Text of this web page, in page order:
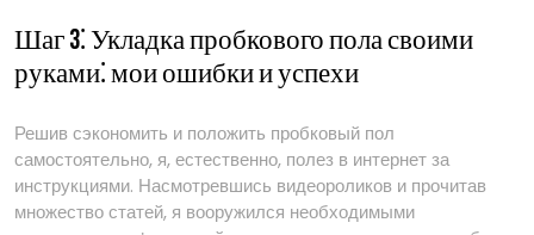
Шаг 3⁚ Укладка пробкового пола своими
руками⁚ мои ошибки и успехи
Решив сэкономить и положить пробковый пол
самостоятельно, я, естественно, полез в интернет за
инструкциями. Насмотревшись видеороликов и прочитав
множество статей, я вооружился необходимыми